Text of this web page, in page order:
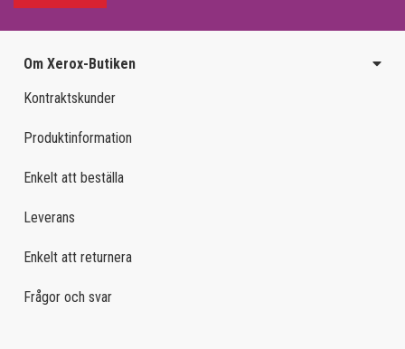
Om Xerox-Butiken
Kontraktskunder
Produktinformation
Enkelt att beställa
Leverans
Enkelt att returnera
Frågor och svar